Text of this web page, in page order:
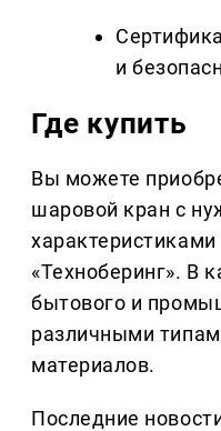
и
Где купить
Вы можете
шаровой кран с
«Техноберинг». В
бытового и
различными
материалов.
Последние